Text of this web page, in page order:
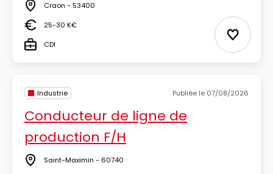
Lieu Craon - 53400
Salaire25-30 K€
TypeCDI Ajouter
Industrie Publiée le 07/08/2026
Conducteur de ligne de
production F/H
Lieu Saint-Maximin - 60740